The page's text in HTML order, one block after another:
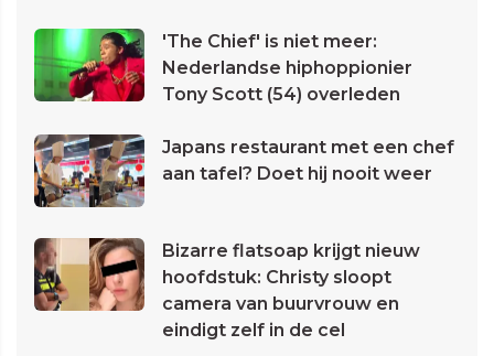
'The Chief' is niet meer:
Nederlandse hiphoppionier
Tony Scott (54) overleden
Japans restaurant met een chef
aan tafel? Doet hij nooit weer
Bizarre flatsoap krijgt nieuw
hoofdstuk: Christy sloopt
camera van buurvrouw en
eindigt zelf in de cel